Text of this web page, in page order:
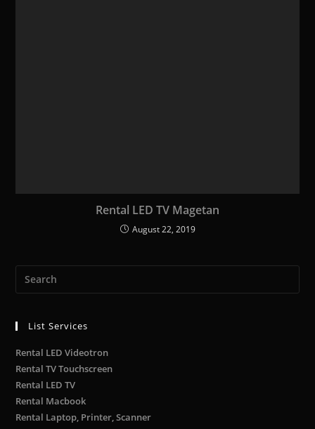
Rental LED TV Magetan
August 22, 2019
List Services
Rental LED Videotron
Rental TV Touchscreen
Rental LED TV
Rental Macbook
Rental Laptop, Printer, Scanner